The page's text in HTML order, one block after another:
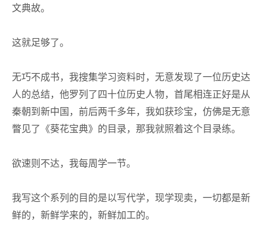
文典故。
这就足够了。
无巧不成书，我搜集学习资料时，无意发现了一位历史达
人的总结，他罗列了 四十位历史人物，首尾相连正好是从
秦朝到新中国，前后两千多年，我如获珍宝，仿佛是无意
瞥见了《葵花宝典》的目录，那我就照着这个目录练。
欲速则不达， 我每周学一节。
我写这个系列的目的是以写代学， 现学现卖，一切都是新
鲜的，新鲜学来的，新鲜加工的。